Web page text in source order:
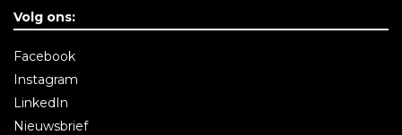
Volg ons:
Facebook
Instagram
LinkedIn
Nieuwsbrief